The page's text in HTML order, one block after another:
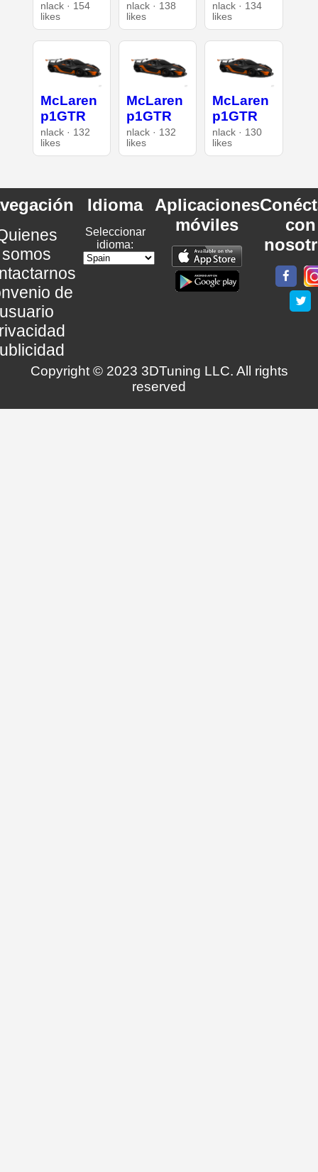
nlack · 154
likes
nlack · 138
likes
nlack · 134
likes
McLaren
p1GTR
nlack · 132
likes
McLaren
p1GTR
nlack · 132
likes
McLaren
p1GTR
nlack · 130
likes
somos
de
Idioma
Seleccionar
idioma:
Aplicaciones
móviles
con
Copyright © 2023 3DTuning LLC. All rights
reserved